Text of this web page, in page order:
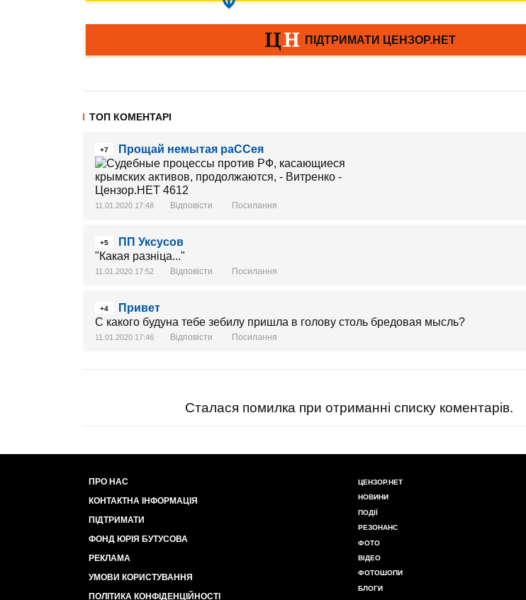
ТОП КОМЕНТАРІ
+7 Прощай немытая раССея
11.01.2020 17:48 Відповісти Посилання
+5
ПП Уксусов
"Какая разніца..."
11.01.2020 17:52 Відповісти Посилання
+4
Привет
С какого будуна тебе зебилу пришла в голову столь бредовая мысль?
11.01.2020 17:46 Відповісти Посилання
Сталася помилка при отриманні списку коментарів.
ПРО НАС
КОНТАКТНА ІНФОРМАЦІЯ
ПІДТРИМАТИ
ФОНД ЮРІЯ БУТУСОВА
РЕКЛАМА
УМОВИ КОРИСТУВАННЯ
ПОЛІТИКА КОНФІДЕНЦІЙНОСТІ
ЦЕНЗОР.НЕТ
НОВИНИ
ПОДІЇ
РЕЗОНАНС
ФОТО
ВІДЕО
ФОТОШОПИ
БЛОГИ